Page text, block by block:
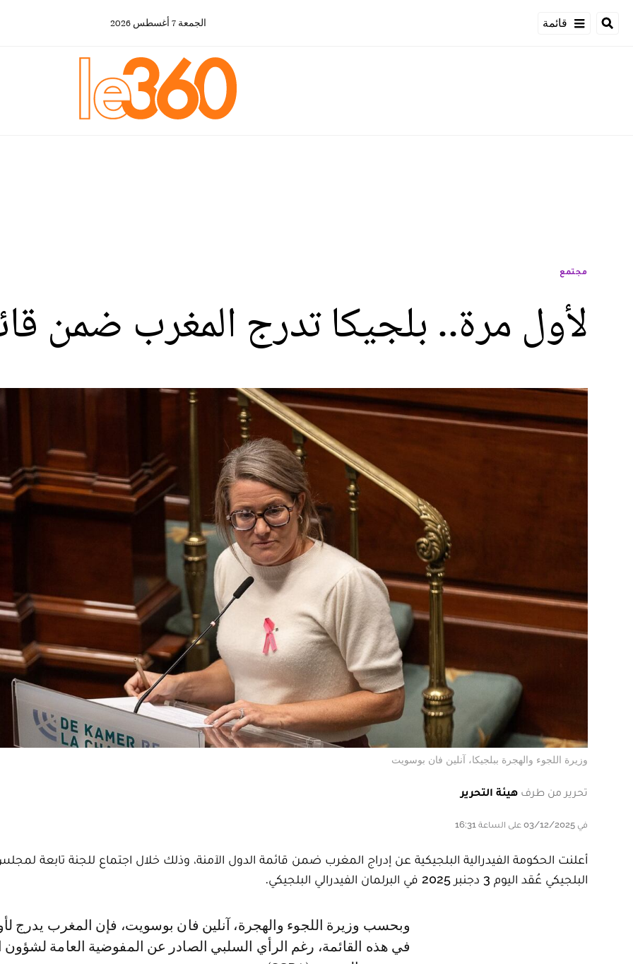
قائمة الجمعة 7 أغسطس 2026
مجتمع
لأول مرة.. بلجيكا تدرج المغرب ضمن
وزيرة اللجوء والهجرة ببلجيكا، آنلين فان بوسويت
تحرير من طرف هيئة التحرير
في 03/12/2025 على الساعة 16:31
أعلنت الحكومة الفيدرالية البلجيكية عن إدراج المغرب ضمن قائمة الدول الآمنة، وذلك خلال اجتماع للجنة تابعة
البلجيكي عُقد اليوم 3 دجنبر 2025 في البرلمان الفيدرالي البلجيكي.
وبحسب وزيرة اللجوء والهجرة، آنلين فان بوسويت، فإن المغرب يدرج لأول مرة
في هذه القائمة، رغم الرأي السلبي الصادر عن المفوضية العامة لشؤون